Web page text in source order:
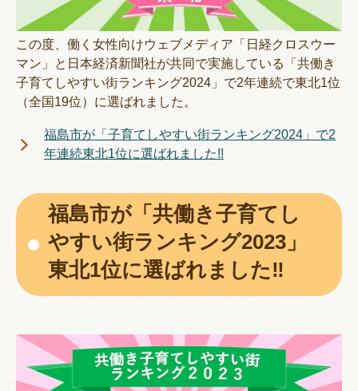
この度、働く女性向けウェブメディア「日経クロスウー
マン」と日本経済新聞社が共同で実施している「共働き
子育てしやすい街ランキング2024」で2年連続で東北1位
（全国19位）に選ばれました。
福島市が「子育てしやすい街ランキング2024」で2
年連続東北1位に選ばれました!!
福島市が「共働き子育てし
やすい街ランキング2023」
東北1位に選ばれました‼